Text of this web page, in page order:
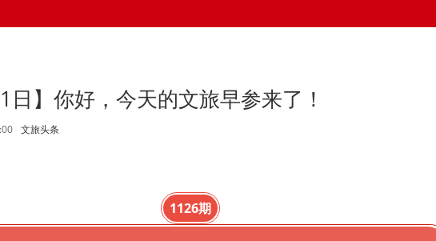
1日】你好，今天的文旅早参来了！
文旅头条
1126期